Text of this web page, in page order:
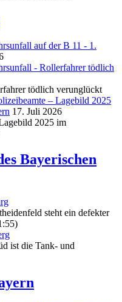
auf der B 11 - 1.
- Rollerfahrer tödlich
tödlich verunglückt
– Lagebild 2025
17. Juli 2026
2025 im
Bayerischen
steht ein defekter
ist die Tank- und